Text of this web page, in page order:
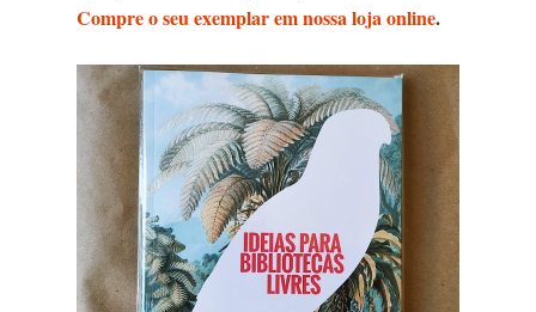
Compre o seu exemplar em nossa loja online.